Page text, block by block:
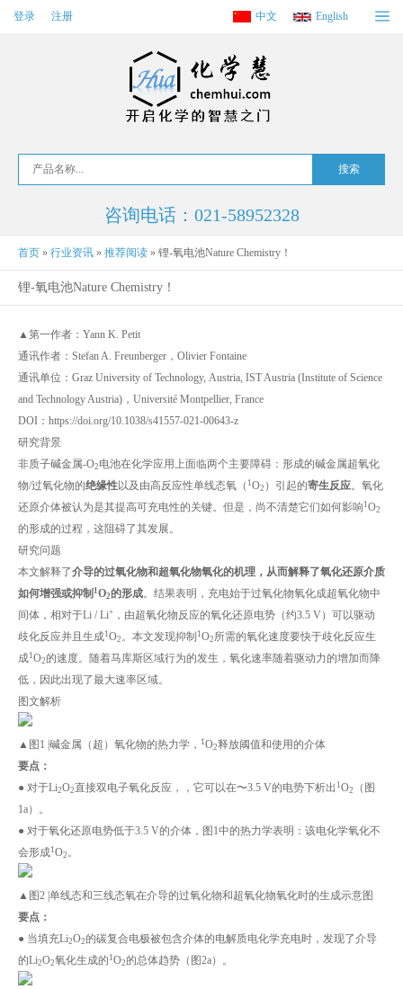
登录 注册 中文 English
咨询电话：021-58952328
首页 » 行业资讯 » 推荐阅读 » 锂-氧电池Nature Chemistry！
锂-氧电池Nature Chemistry！
▲第一作者：Yann K. Petit
通讯作者：Stefan A. Freunberger，Olivier Fontaine
通讯单位：Graz University of Technology, Austria, IST Austria (Institute of Science
and Technology Austria)，Université Montpellier, France
DOI：https://doi.org/10.1038/s41557-021-00643-z
研究背景
非质子碱金属-O2 电池在化学应用上面临两个主要障碍：形成的碱金属超氧化
物/过氧化物的绝缘性以及由高反应性单线态氧（ 1 O2 ）引起的寄生反应。氧化
还原介体被认为是其提高可充电性的关键。但是，尚不清楚它们如何影响 1 O2
的形成的过程，这阻碍了其发展。
研究问题
本文解释了介导的过氧化物和超氧化物氧化的机理，从而解释了氧化还原介质
如何增强或抑制 1 O2的形成。结果表明，充电始于过氧化物氧化成超氧化物中
间体，相对于Li / Li+ ，由超氧化物反应的氧化还原电势（约3.5 V）可以驱动
歧化反应并且生成1 O2 。本文发现抑制 1 O2 所需的氧化速度要快于歧化反应生
成1 O2的速度。随着马库斯区域行为的发生，氧化速率随着驱动力的增加而降
低，因此出现了最大速率区域。
图文解析
▲图1 |碱金属（超）氧化物的热力学， 1 O2释放阈值和使用的介体
要点：
● 对于Li2O2直接双电子氧化反应，，它可以在〜3.5 V的电势下析出 1 O2
（图
1a）。
● 对于氧化还原电势低于3.5 V的介体，图1中的热力学表明：该电化学氧化不
会形成1 O2 。
▲图2 |单线态和三线态氧在介导的过氧化物和超氧化物氧化时的生成示意图
要点：
● 当填充Li2O2的碳复合电极被包含介体的电解质电化学充电时，发现了介导
的Li2O2氧化生成的 1 O2的总体趋势（图2a）。